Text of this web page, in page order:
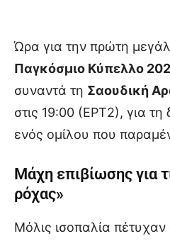
Ώρα για την πρώτη
Παγκόσμιο Κύπελλο
συναντά τη Σαουδική
στις 19:00 (ΕΡΤ2), για τη
ενός ομίλου που
Μάχη επιβίωσης για
ρόχας»
Μόλις ισοπαλία